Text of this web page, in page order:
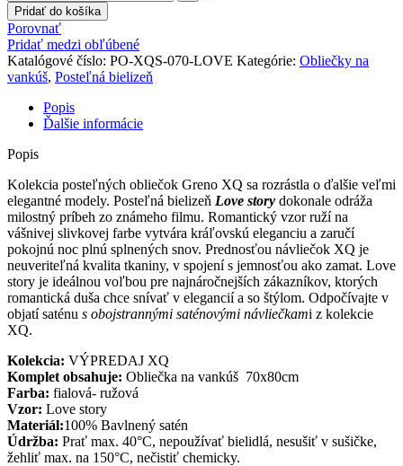
Pridať do košíka
Porovnať
Pridať medzi obľúbené
Katalógové číslo: PO-XQS-070-LOVE Kategórie: Obliečky na
vankúš, Posteľná bielizeň
Popis
Ďalšie informácie
Popis
Kolekcia posteľných obliečok Greno XQ sa rozrástla o ďalšie veľmi
elegantné modely. Posteľná bielizeň Love story dokonale odráža
milostný príbeh zo známeho filmu. Romantický vzor ruží na
vášnivej slivkovej farbe vytvára kráľovskú eleganciu a zaručí
pokojnú noc plnú splnených snov. Prednosťou návliečok XQ je
neuveriteľná kvalita tkaniny, v spojení s jemnosťou ako zamat. Love
story je ideálnou voľbou pre najnáročnejších zákazníkov, ktorých
romantická duša chce snívať v elegancií a so štýlom. Odpočívajte v
objatí saténu s obojstrannými saténovými návliečkami z kolekcie
XQ.
Kolekcia: VÝPREDAJ XQ
Komplet obsahuje: Obliečka na vankúš 70x80cm
Farba: fialová- ružová
Vzor: Love story
Materiál:100% Bavlnený satén
Údržba: Prať max. 40°C, nepoužívať bielidlá, nesušiť v sušičke,
žehliť max. na 150°C, nečistiť chemicky.